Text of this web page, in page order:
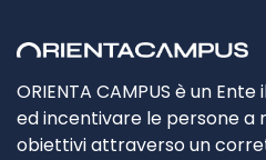
ORIENTA CAMPUS è un
ed incentivare le persone a
obiettivi attraverso un